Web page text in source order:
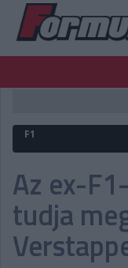
FORMULA
PODCAST
LIVE
DIGITÁLIS MAGAZIN
VERSENYNAPTÁRAK
F1
Az ex-
tudja